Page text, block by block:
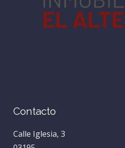
Contacto
Calle Iglesia, 3